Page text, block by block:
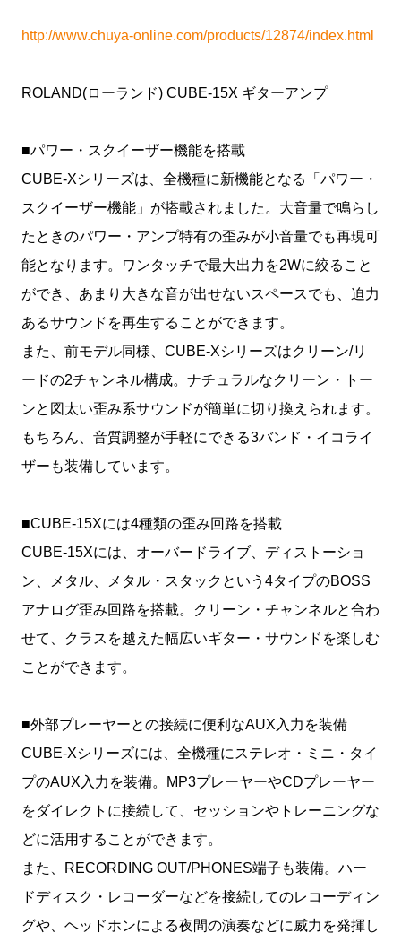
http://www.chuya-online.com/products/12874/index.html
ROLAND(ローランド) CUBE-15X ギターアンプ
■パワー・スクイーザー機能を搭載
CUBE-Xシリーズは、全機種に新機能となる「パワー・
スクイーザー機能」が搭載されました。大音量で鳴らし
たときのパワー・アンプ特有の歪みが小音量でも再現可
能となります。ワンタッチで最大出力を2Wに絞ること
ができ、あまり大きな音が出せないスペースでも、迫力
あるサウンドを再生することができます。
また、前モデル同様、CUBE-Xシリーズはクリーン/リ
ードの2チャンネル構成。ナチュラルなクリーン・トー
ンと図太い歪み系サウンドが簡単に切り換えられます。
もちろん、音質調整が手軽にできる3バンド・イコライ
ザーも装備しています。
■CUBE-15Xには4種類の歪み回路を搭載
CUBE-15Xには、オーバードライブ、ディストーショ
ン、メタル、メタル・スタックという4タイプのBOSS
アナログ歪み回路を搭載。クリーン・チャンネルと合わ
せて、クラスを越えた幅広いギター・サウンドを楽しむ
ことができます。
■外部プレーヤーとの接続に便利なAUX入力を装備
CUBE-Xシリーズには、全機種にステレオ・ミニ・タイ
プのAUX入力を装備。MP3プレーヤーやCDプレーヤー
をダイレクトに接続して、セッションやトレーニングな
どに活用することができます。
また、RECORDING OUT/PHONES端子も装備。ハー
ドディスク・レコーダーなどを接続してのレコーディン
グや、ヘッドホンによる夜間の演奏などに威力を発揮し